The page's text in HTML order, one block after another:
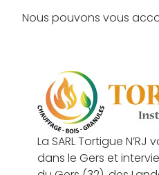
Nous pouvons vous
La SARL Tortigue
dans le Gers et